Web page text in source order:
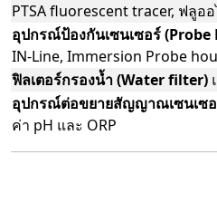
PTSA fluorescent tracer, ฟลูอ
อุปกรณ์ป้องกันเซนเซอร์ (Probe
IN-Line, Immersion Probe
ฟิลเตอร์กรองน้ำ (Water filter)
อุปกรณ์ต่อขยายสัญญาณเซนเซ
ค่า pH และ ORP